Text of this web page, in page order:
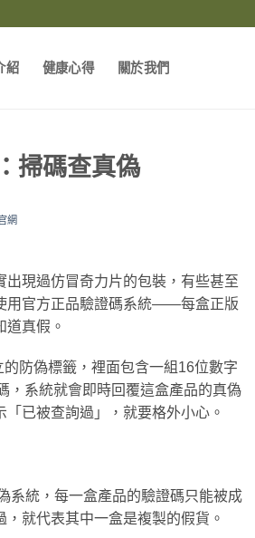
紹 健康心得 關於我們
掃碼查真偽
網
現過仿冒奇力片的包裝，有些甚至
用官方正品驗證碼系統——每盒正版
真假。
防偽標籤，裡面包含一組16位數字
，系統就會即時回覆這盒產品的真偽
已被查詢過」，就要格外小心。
系統，每一盒產品的驗證碼只能被成
就代表其中一盒是複製的假貨。